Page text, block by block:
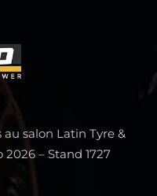
salon Latin Tyre &
– Stand 1727